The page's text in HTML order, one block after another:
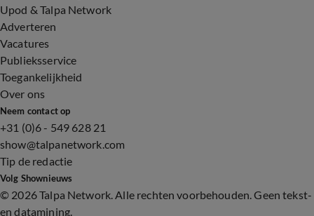
Upod & Talpa Network
Adverteren
Vacatures
Publieksservice
Toegankelijkheid
Over ons
Neem contact op
+31 (0)6 - 549 628 21
show@talpanetwork.com
Tip de redactie
Volg Shownieuws
© 2026 Talpa Network. Alle rechten voorbehouden. Geen tekst-
en datamining.